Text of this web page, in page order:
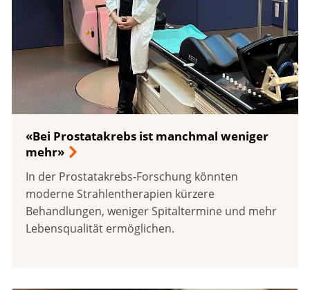
«Bei Prostatakrebs ist manchmal weniger
mehr»
In der Prostatakrebs-Forschung könnten
moderne Strahlentherapien kürzere
Behandlungen, weniger Spitaltermine und mehr
Lebensqualität ermöglichen.